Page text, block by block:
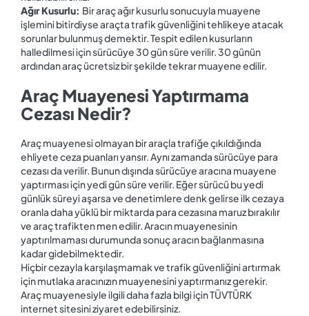
Ağır Kusurlu: Bir araç ağır kusurlu sonucuyla muayene
işlemini bitirdiyse araçta trafik güvenliğini tehlikeye atacak
sorunlar bulunmuş demektir. Tespit edilen kusurların
halledilmesi için sürücüye 30 gün süre verilir. 30 günün
ardından araç ücretsiz bir şekilde tekrar muayene edilir.
Araç Muayenesi Yaptırmama
Cezası Nedir?
Araç muayenesi olmayan bir araçla trafiğe çıkıldığında
ehliyete ceza puanları yansır. Aynı zamanda sürücüye para
cezası da verilir. Bunun dışında sürücüye aracına muayene
yaptırması için yedi gün süre verilir. Eğer sürücü bu yedi
günlük süreyi aşarsa ve denetimlere denk gelirse ilk cezaya
oranla daha yüklü bir miktarda para cezasına maruz bırakılır
ve araç trafikten men edilir. Aracın muayenesinin
yaptırılmaması durumunda sonuç aracın bağlanmasına
kadar gidebilmektedir.
Hiçbir cezayla karşılaşmamak ve trafik güvenliğini artırmak
için mutlaka aracınızın muayenesini yaptırmanız gerekir.
Araç muayenesiyle ilgili daha fazla bilgi için TÜVTÜRK
internet sitesini ziyaret edebilirsiniz.